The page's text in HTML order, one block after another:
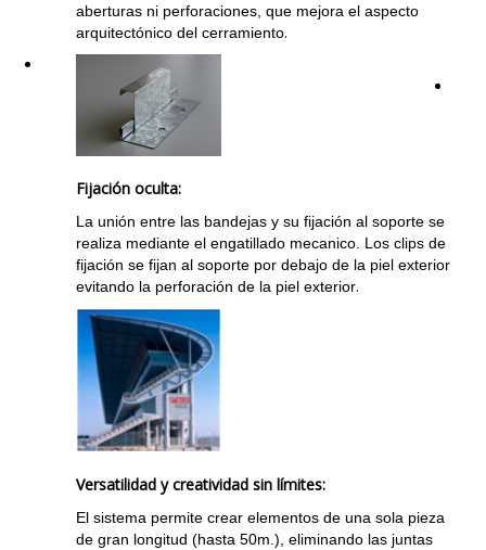
aberturas ni perforaciones, que mejora el aspecto
arquitectónico del cerramiento.
Fijación oculta:
La unión entre las bandejas y su fijación al soporte se
realiza mediante el engatillado mecanico. Los clips de
fijación se fijan al soporte por debajo de la piel exterior
evitando la perforación de la piel exterior.
Versatilidad y creatividad sin límites:
El sistema permite crear elementos de una sola pieza
de gran longitud (hasta 50m.), eliminando las juntas